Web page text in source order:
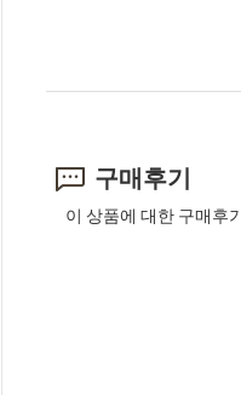
구매후기
이 상품에 대한 구매후